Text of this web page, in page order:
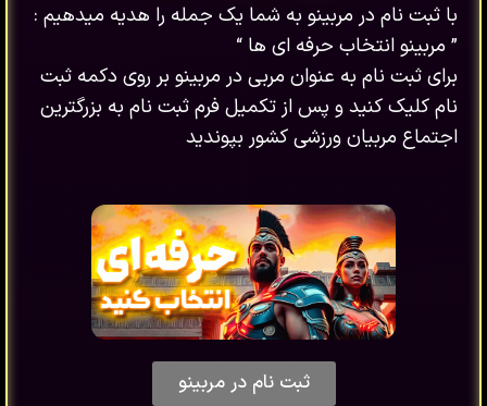
با ثبت نام در مربینو به شما یک جمله را هدیه میدهیم :
” مربینو انتخاب حرفه ای ها “
برای ثبت نام به عنوان مربی در مربینو بر روی دکمه ثبت
نام کلیک کنید و پس از تکمیل فرم ثبت نام به بزرگترین
اجتماع مربیان ورزشی کشور بپوندید
ثبت نام در مربینو